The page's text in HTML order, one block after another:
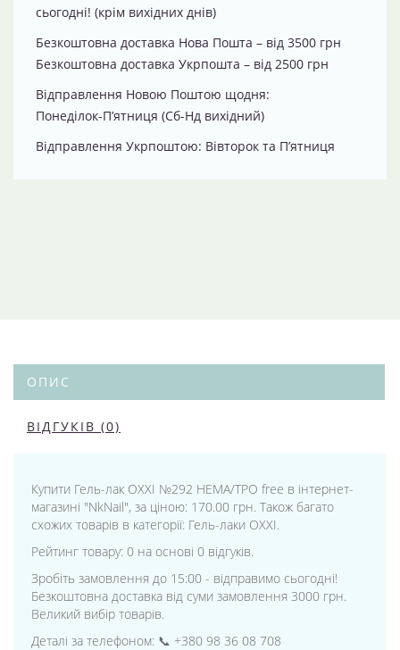
сьогодні! (крім вихідних днів)
Безкоштовна доставка Нова Пошта – від 3500 грн
Безкоштовна доставка Укрпошта – від 2500 грн
Відправлення Новою Поштою щодня:
Понеділок-П’ятниця (Сб-Нд вихідний)
Відправлення Укрпоштою: Вівторок та П’ятниця
ОПИС
ВІДГУКІВ (0)
Купити Гель-лак OXXI №292 HEMA/TPO free в інтернет-
магазині "NkNail", за ціною: 170.00 грн. Також багато
схожих товарів в категорії: Гель-лаки OXXI.
Рейтинг товару: 0 на основі 0 відгуків.
Зробіть замовлення до 15:00 - відправимо сьогодні!
Безкоштовна доставка від суми замовлення 3000 грн.
Великий вибір товарів.
Деталі за телефоном: 📞 +380 98 36 08 708